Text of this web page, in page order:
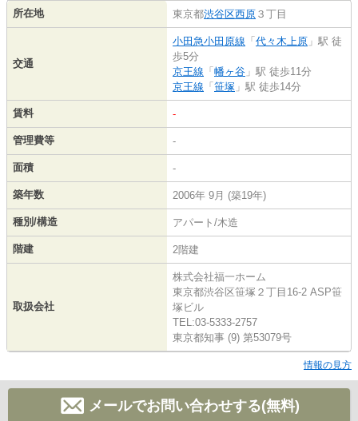
所在地 東京都渋谷区西原 ３丁目
交通
小田急小田原線 「 代々木上原 」駅 徒
歩5分
京王線 「 幡ヶ谷 」駅 徒歩11分
京王線 「 笹塚 」駅 徒歩14分
賃料 -
管理費等 -
面積 -
築年数 2006年 9月 (築19年)
種別/構造 アパート/木造
階建 2階建
取扱会社
株式会社福一ホーム
東京都渋谷区笹塚２丁目16-2 ASP笹
塚ビル
TEL:03-5333-2757
東京都知事 (9) 第53079号
情報の見方
メールでお問い合わせする(無料)